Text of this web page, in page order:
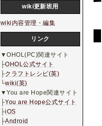
wiki更新班用
wiki内容管理・編集
リンク
▼OHOL(PC)関連サイト
├OHOL公式サイト
├クラフトレシピ(英)
└wiki(英)
▼You are Hope関連サイト
├You are Hope公式サイト
├iOS
├Android